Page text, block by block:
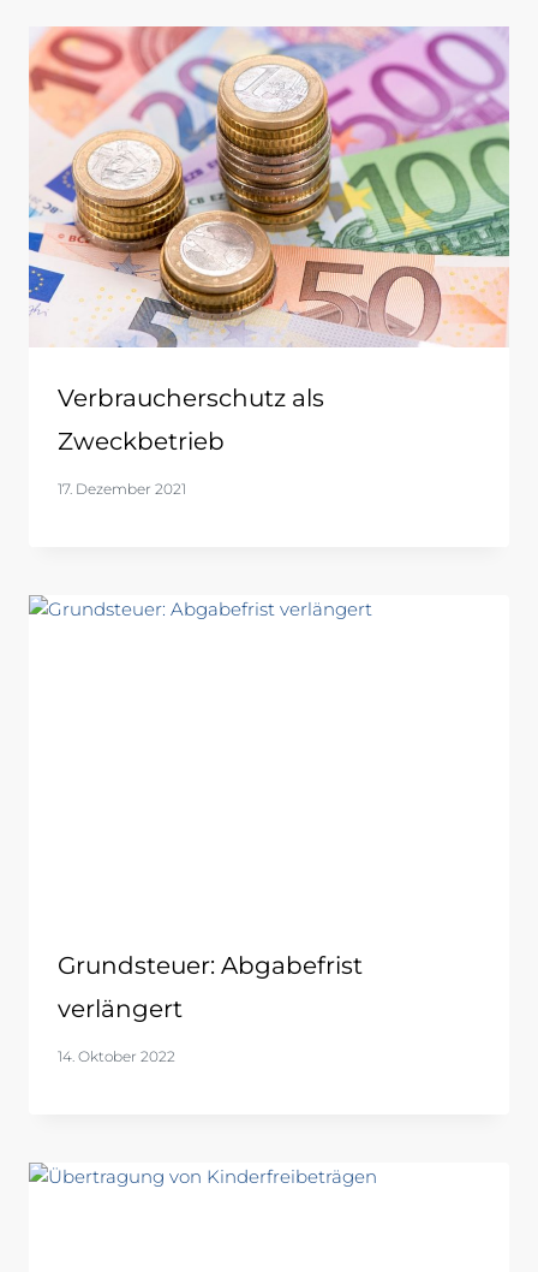
Verbraucherschutz als
Zweckbetrieb
17. Dezember 2021
Grundsteuer: Abgabefrist
verlängert
14. Oktober 2022